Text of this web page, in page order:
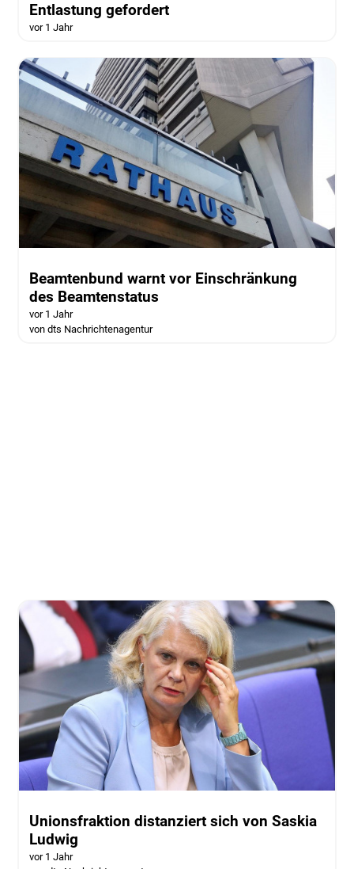
Entlastung gefordert
vor 1 Jahr
Beamtenbund warnt vor Einschränkung
des Beamtenstatus
vor 1 Jahr
von dts Nachrichtenagentur
Unionsfraktion distanziert sich von Saskia
Ludwig
vor 1 Jahr